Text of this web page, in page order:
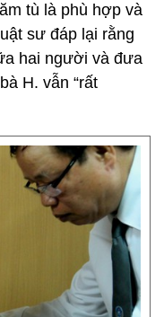
tù là phù hợp và
sư đáp lại rằng
hai người và đưa
H. vẫn “rất